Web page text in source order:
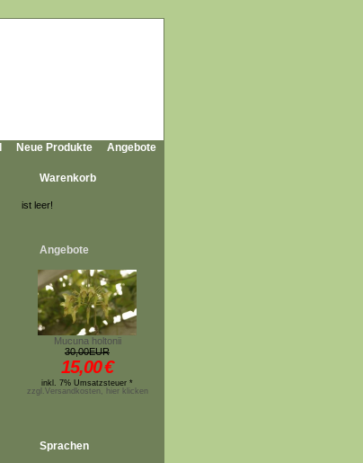
Neue Produkte Angebote
Warenkorb
ist leer!
Angebote
Mucuna holtonii
30,00EUR
15,00€
inkl. 7% Umsatzsteuer *
zzgl.Versandkosten, hier klicken
Sprachen